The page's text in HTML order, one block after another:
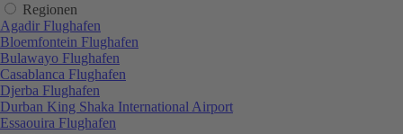
Regionen
Agadir Flughafen
Bloemfontein Flughafen
Bulawayo Flughafen
Casablanca Flughafen
Djerba Flughafen
Durban King Shaka International Airport
Essaouira Flughafen